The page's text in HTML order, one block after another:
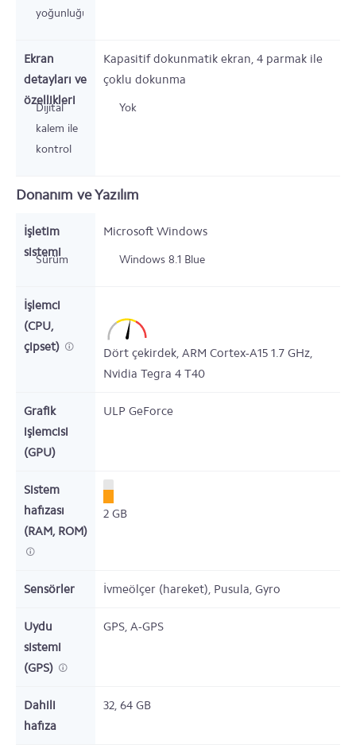
yoğunluğu
Ekran
detayları ve
özellikleri
Kapasitif dokunmatik ekran, 4 parmak ile
çoklu dokunma
Dijital
kalem ile
kontrol
Yok
Donanım ve Yazılım
İşletim
sistemi
Microsoft Windows
Sürüm Windows 8.1 Blue
İşlemci
(CPU,
çipset)
Dört çekirdek, ARM Cortex-A15 1.7 GHz,
Nvidia Tegra 4 T40
Grafik
işlemcisi
(GPU)
ULP GeForce
Sistem
hafızası
(RAM, ROM)
2 GB
Sensörler İvmeölçer (hareket), Pusula, Gyro
Uydu
sistemi
(GPS)
GPS, A-GPS
Dahili
hafıza
32, 64 GB